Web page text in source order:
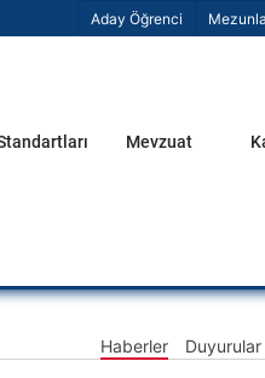
Aday Öğrenci
Mevzuat
Haberler Duyurular